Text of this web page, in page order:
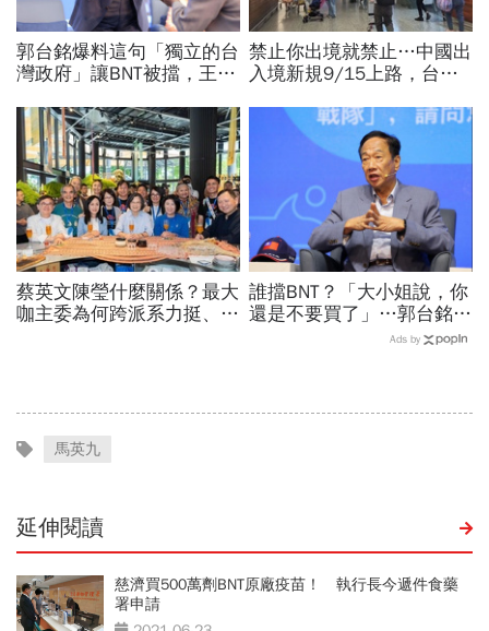
郭台銘爆料這句「獨立的台
灣政府」讓BNT被擋，王必
董的信不是這樣寫
禁止你出境就禁止…中國出
入境新規9/15上路，台灣
職業特別注意：前例在這
蔡英文陳瑩什麼關係？最大
咖主委為何跨派系力挺、連
誰擋BNT？「大小姐說，你
還是不要買了」…郭台銘曝
李大維打給他，被點名的都
Ads by
馬英九
延伸閱讀
慈濟買500萬劑BNT原廠疫苗！ 執行長今遞件食藥
署申請